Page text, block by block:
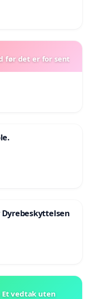
før det er for sent
Et vedtak uten